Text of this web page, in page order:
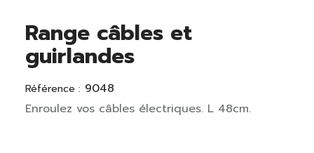
Range câbles et
guirlandes
Référence : 9048
Enroulez vos câbles électriques. L 48cm.